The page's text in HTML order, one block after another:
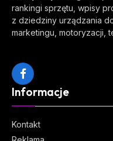
rankingi sprzętu, wpisy
z dziedziny urządzania
marketingu, motoryzacji,
Facebook
Informacje
Kontakt